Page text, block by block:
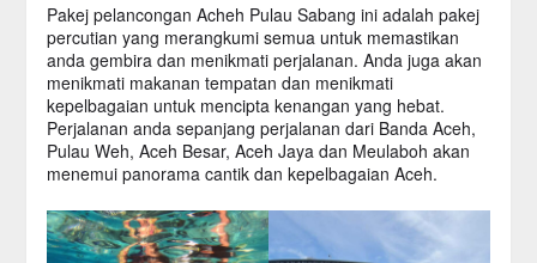
Pakej pelancongan Acheh Pulau Sabang ini adalah pakej
percutian yang merangkumi semua untuk memastikan
anda gembira dan menikmati perjalanan. Anda juga akan
menikmati makanan tempatan dan menikmati
kepelbagaian untuk mencipta kenangan yang hebat.
Perjalanan anda sepanjang perjalanan dari Banda Aceh,
Pulau Weh, Aceh Besar, Aceh Jaya dan Meulaboh akan
menemui panorama cantik dan kepelbagaian Aceh.